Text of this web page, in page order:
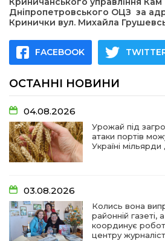
Дніпропетровського ОЦЗ за
Кринички вул. Михайла
FACEBOOK
ОСТАННІ НОВИНИ
04.08.2026
Урожай під
атаки портів
Україні мільярди
03.08.2026
Колись вона
районній газеті,
координує
центру